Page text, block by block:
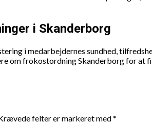
i Skanderborg
i medarbejdernes sundhed,
om frokostordning Skanderborg for at
felter er markeret med*